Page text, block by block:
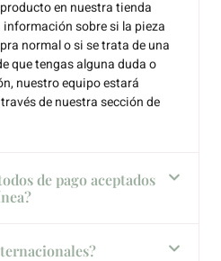
en nuestra tienda
sobre si la pieza
normal o si se trata de una
que tengas alguna duda o
nuestro equipo estará
de nuestra sección de
de pago aceptados